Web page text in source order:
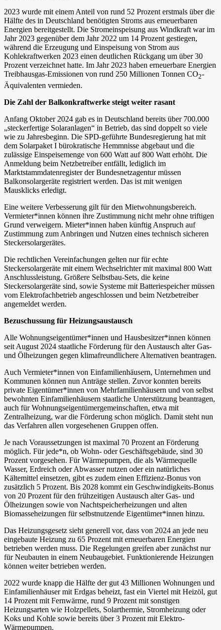
2023 wurde mit einem Anteil von rund 52 Prozent erstmals über die
Hälfte des in Deutschland benötigten Stroms aus erneuerbaren
Energien bereitgestellt. Die Stromeinspeisung aus Windkraft war im
Jahr 2023 gegenüber dem Jahr 2022 um 14 Prozent gestiegen,
während die Erzeugung und Einspeisung von Strom aus
Kohlekraftwerken 2023 einen deutlichen Rückgang um über 30
Prozent verzeichnet hatte. Im Jahr 2023 haben erneuerbare Energien
Treibhausgas-Emissionen von rund 250 Millionen Tonnen CO2-
Äquivalenten vermieden.
Die Zahl der Balkonkraftwerke steigt weiter rasant
Anfang Oktober 2024 gab es in Deutschland bereits über 700.000
„steckerfertige Solaranlagen“ in Betrieb, das sind doppelt so viele
wie zu Jahresbeginn. Die SPD-geführte Bundesregierung hat mit
dem Solarpaket I bürokratische Hemmnisse abgebaut und die
zulässige Einspeisemenge von 600 Watt auf 800 Watt erhöht. Die
Anmeldung beim Netzbetreiber entfällt, lediglich im
Marktstammdatenregister der Bundesnetzagentur müssen
Balkonsolargeräte registriert werden. Das ist mit wenigen
Mausklicks erledigt.
Eine weitere Verbesserung gilt für den Mietwohnungsbereich.
Vermieter*innen können ihre Zustimmung nicht mehr ohne triftigen
Grund verweigern. Mieter*innen haben künftig Anspruch auf
Zustimmung zum Anbringen und Nutzen eines technisch sicheren
Steckersolargerätes.
Die rechtlichen Vereinfachungen gelten nur für echte
Steckersolargeräte mit einem Wechselrichter mit maximal 800 Watt
Anschlussleistung. Größere Selbstbau-Sets, die keine
Steckersolargeräte sind, sowie Systeme mit Batteriespeicher müssen
vom Elektrofachbetrieb angeschlossen und beim Netzbetreiber
angemeldet werden.
Bezuschussung für Heizungsaustausch
Alle Wohnungseigentümer*innen und Hausbesitzer*innen können
seit August 2024 staatliche Förderung für den Austausch alter Gas-
und Ölheizungen gegen klimafreundlichere Alternativen beantragen.
Auch Vermieter*innen von Einfamilienhäusern, Unternehmen und
Kommunen können nun Anträge stellen. Zuvor konnten bereits
private Eigentümer*innen von Mehrfamilienhäusern und von selbst
bewohnten Einfamilienhäusern staatliche Unterstützung beantragen,
auch für Wohnungseigentümergemeinschaften, etwa mit
Zentralheizung, war die Förderung schon möglich. Damit steht nun
das Verfahren allen vorgesehenen Gruppen offen.
Je nach Voraussetzungen ist maximal 70 Prozent an Förderung
möglich. Für jede*n, ob Wohn- oder Geschäftsgebäude, sind 30
Prozent vorgesehen. Für Wärmepumpen, die als Wärmequelle
Wasser, Erdreich oder Abwasser nutzen oder ein natürliches
Kältemittel einsetzen, gibt es zudem einen Effizienz-Bonus von
zusätzlich 5 Prozent. Bis 2028 kommt ein Geschwindigkeits-Bonus
von 20 Prozent für den frühzeitigen Austausch alter Gas- und
Ölheizungen sowie von Nachtspeicherheizungen und alten
Biomasseheizungen für selbstnutzende Eigentümer*innen hinzu.
Das Heizungsgesetz sieht generell vor, dass von 2024 an jede neu
eingebaute Heizung zu 65 Prozent mit erneuerbaren Energien
betrieben werden muss. Die Regelungen greifen aber zunächst nur
für Neubauten in einem Neubaugebiet. Funktionierende Heizungen
können weiter betrieben werden.
2022 wurde knapp die Hälfte der gut 43 Millionen Wohnungen und
Einfamilienhäuser mit Erdgas beheizt, fast ein Viertel mit Heizöl, gut
14 Prozent mit Fernwärme, rund 9 Prozent mit sonstigen
Heizungsarten wie Holzpellets, Solarthermie, Stromheizung oder
Koks und Kohle sowie bereits über 3 Prozent mit Elektro-
Wärmepumpen.